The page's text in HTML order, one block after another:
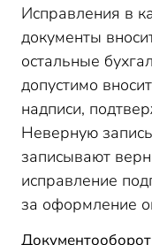
Исправления в
документы
остальные
допустимо
надписи,
Неверную
записывают
исправление
за оформление